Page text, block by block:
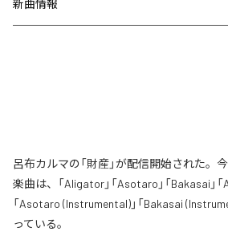
新曲情報
呂布カルマの「財産」が配信開始された。
楽曲は、「Aligator」「Asotaro」「Bakasai」
「Asotaro (Instrumental)」「Bakasai
っている。